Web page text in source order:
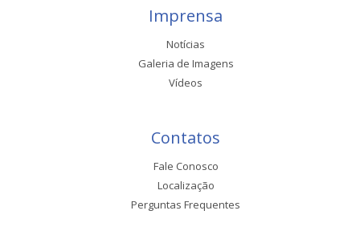
Imprensa
Notícias
Galeria de Imagens
Vídeos
Contatos
Fale Conosco
Localização
Perguntas Frequentes